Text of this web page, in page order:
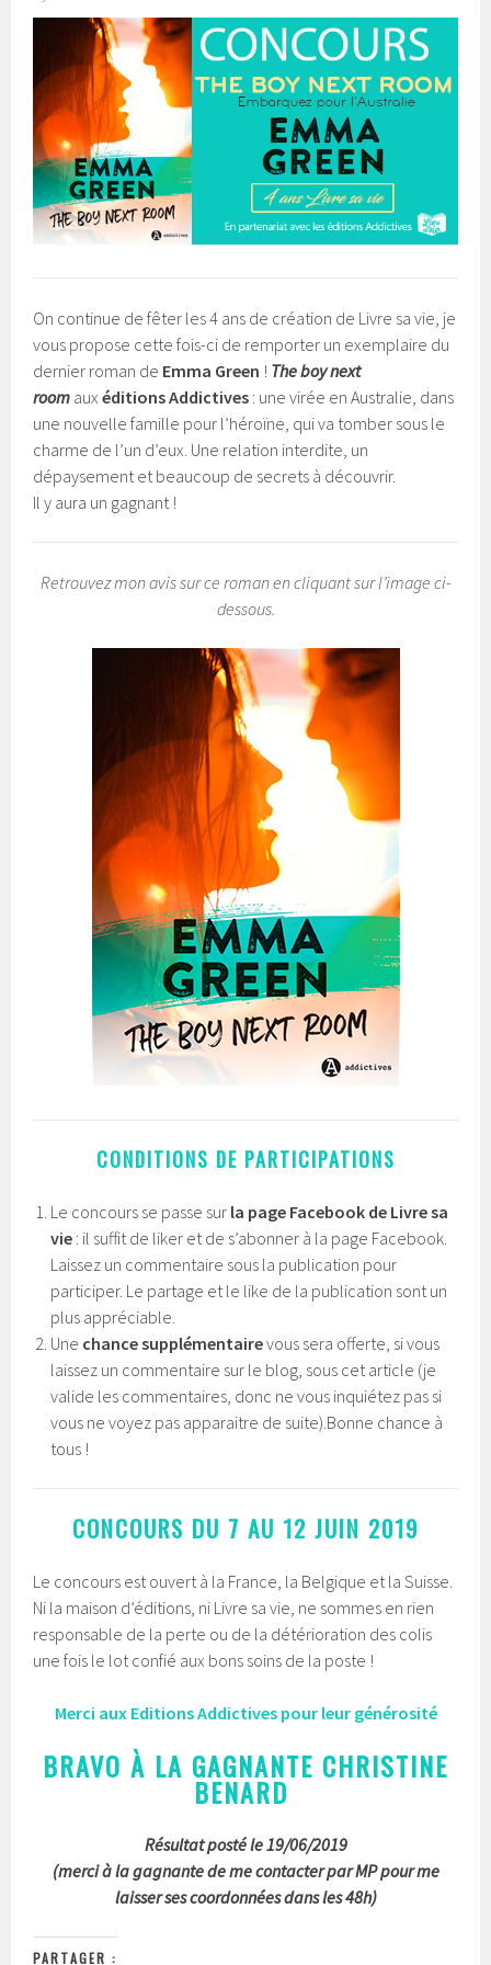
On continue de fêter les 4 ans de création de Livre sa vie, je
vous propose cette fois-ci de remporter un exemplaire du
dernier roman de Emma Green ! The boy next
room auxéditions Addictives : une virée en Australie, dans
une nouvelle famille pour l’héroïne, qui va tomber sous le
charme de l’un d’eux. Une relation interdite, un
dépaysement et beaucoup de secrets à découvrir.
Il y aura un gagnant !
Retrouvez mon avis sur ce roman en cliquant sur l’image ci-
dessous.
CONDITIONS DE PARTICIPATIONS
Le concours se passe sur la page Facebook de Livre sa
vie : il suffit de liker et de s’abonner à la page Facebook.
Laissez un commentaire sous la publication pour
participer. Le partage et le like de la publication sont un
plus appréciable.
Une chance supplémentairevous sera offerte, si vous
laissez un commentaire sur le blog, sous cet article (je
valide les commentaires, donc ne vous inquiétez pas si
vous ne voyez pas apparaitre de suite).Bonne chance à
tous !
CONCOURS DU 7 AU 12 JUIN 2019
Le concours est ouvert à la France, la Belgique et la Suisse.
Ni la maison d’éditions, ni Livre sa vie, ne sommes en rien
responsable de la perte ou de la détérioration des colis
une fois le lot confié aux bons soins de la poste !
Merci aux Editions Addictives pour leur générosité
BRAVO À LA GAGNANTE CHRISTINE
BENARD
Résultat posté le 19/06/2019
(merci à la gagnante de me contacter par MP pour me
laisser ses coordonnées dans les 48h)
PARTAGER :